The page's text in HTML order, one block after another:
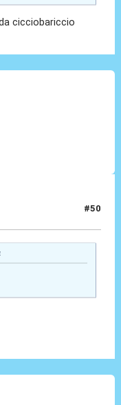
cicciobariccio
#50